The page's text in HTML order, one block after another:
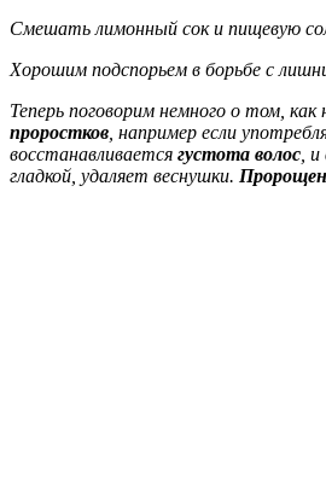
Смешать лимонный сок и пищевую
Хорошим подспорьем в борьбе с
Теперь поговорим немного о том,
проростков , например если
восстанавливается густота волос ,
гладкой, удаляет веснушки.